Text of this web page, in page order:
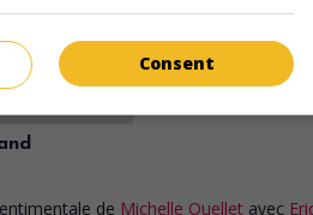
de Michelle Ouellet avec
Consent